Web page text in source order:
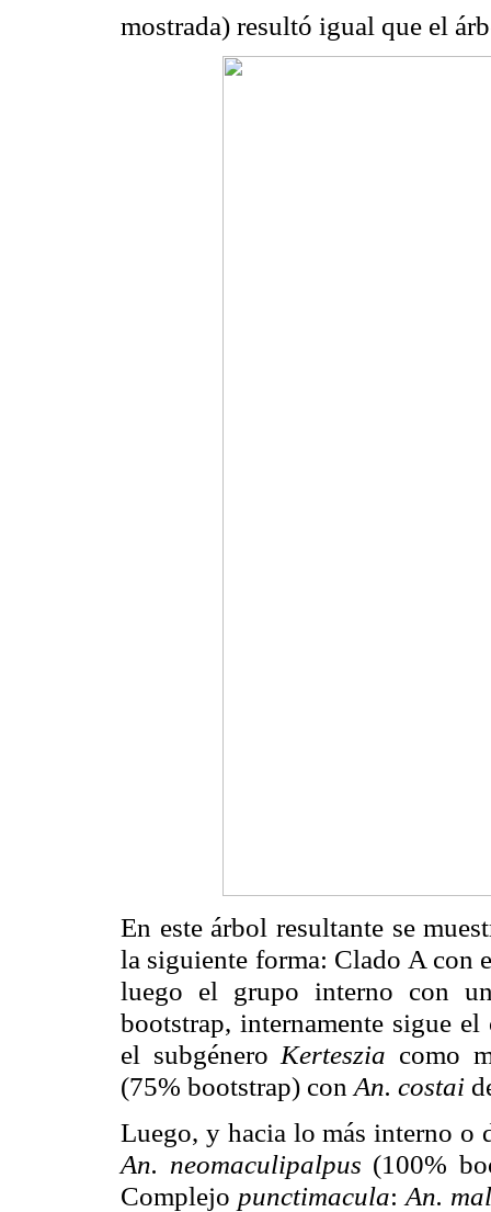
mostrada) resultó igual que el
En este árbol resultante se
la siguiente forma: Clado A con
luego el grupo interno con
bootstrap, internamente sigue
el subgénero Kerteszia como
(75% bootstrap) con An. costai
Luego, y hacia lo más interno o
An. neomaculipalpus (100%
Complejo punctimacula:An.